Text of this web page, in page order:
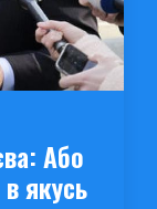
Або
якусь